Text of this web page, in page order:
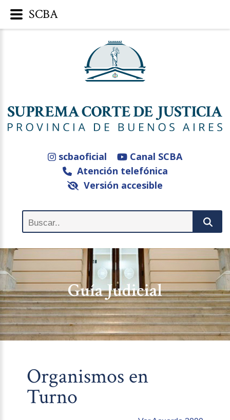
scbaoficial
Canal SCBA
Atención telefónica
Versión accesible
Guía Judicial
Organismos en
Turno
SCBA